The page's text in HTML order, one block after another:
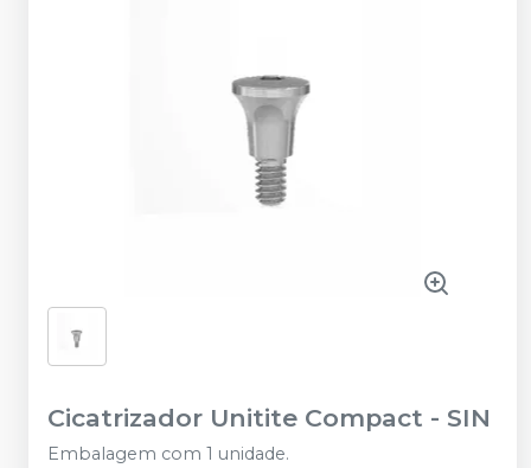
Cicatrizador Unitite Compact - SIN
Embalagem com 1 unidade.